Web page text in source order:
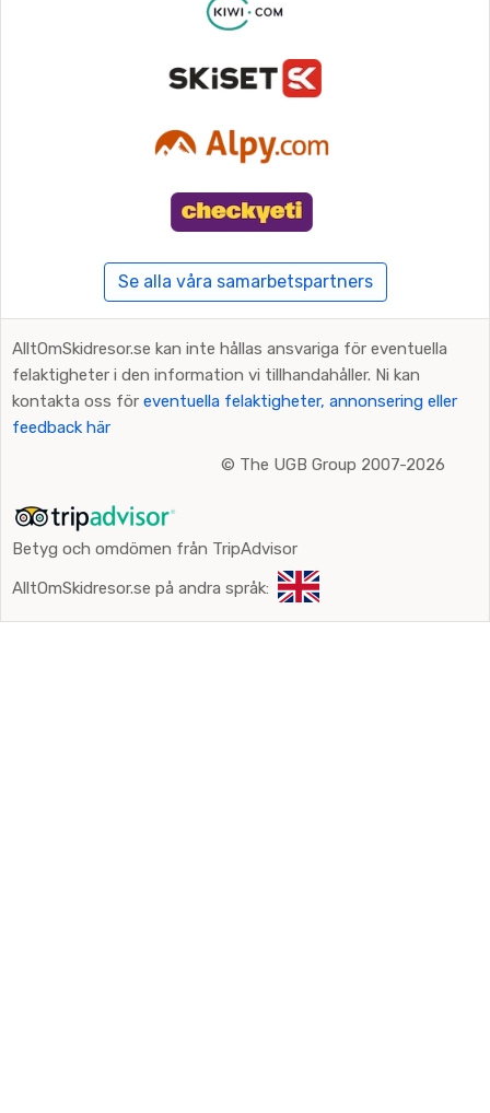
Se alla våra samarbetspartners
AlltOmSkidresor.se kan inte hållas ansvariga för eventuella
felaktigheter i den information vi tillhandahåller. Ni kan
kontakta oss för eventuella felaktigheter, annonsering eller
feedback här
© The UGB Group 2007-2026
Betyg och omdömen från TripAdvisor
AlltOmSkidresor.se på andra språk: